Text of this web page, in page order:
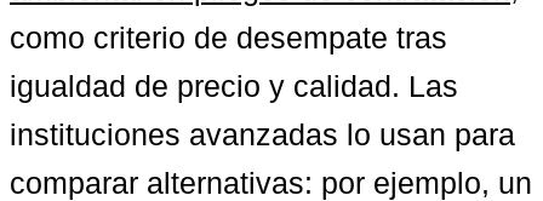
como criterio de desempate tras
igualdad de precio y calidad. Las
instituciones avanzadas lo usan para
comparar alternativas: por ejemplo, un